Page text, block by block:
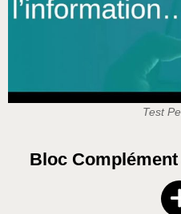
Test
Bloc